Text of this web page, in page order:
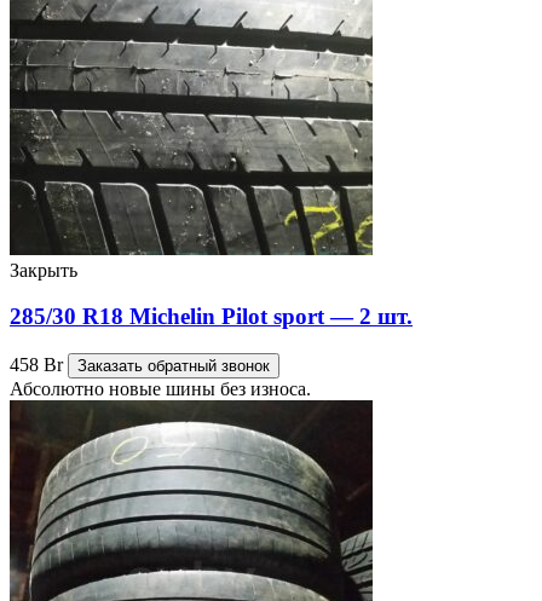
Закрыть
285/30 R18 Michelin Pilot sport — 2 шт.
458 Br Заказать обратный звонок
Абсолютно новые шины без износа.